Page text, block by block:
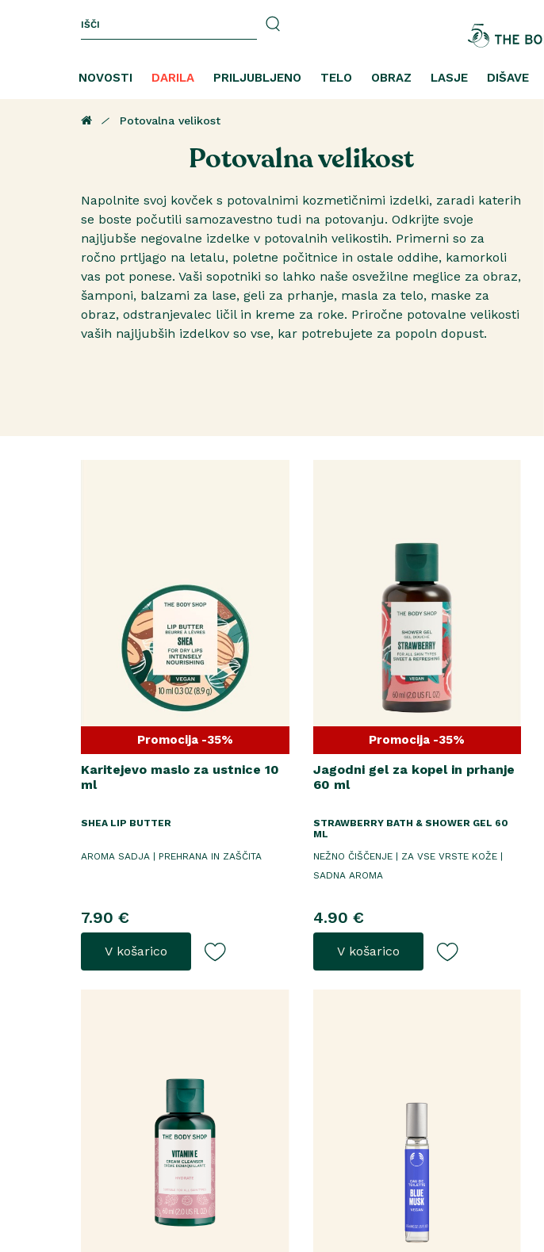
NOVOSTI DARILA PRILJUBLJENO TELO OBRAZ LASJE DIŠAVE
Potovalna velikost
Potovalna velikost
Napolnite svoj kovček s potovalnimi kozmetičnimi izdelki, zaradi katerih
se boste počutili samozavestno tudi na potovanju. Odkrijte svoje
najljubše negovalne izdelke v potovalnih velikostih. Primerni so za
ročno prtljago na letalu, poletne počitnice in ostale oddihe, kamorkoli
vas pot ponese. Vaši sopotniki so lahko naše osvežilne meglice za obraz,
šamponi, balzami za lase, geli za prhanje, masla za telo, maske za
obraz, odstranjevalec ličil in kreme za roke. Priročne potovalne velikosti
vaših najljubših izdelkov so vse, kar potrebujete za popoln dopust.
Promocija -35%
Karitejevo maslo za ustnice 10
ml
SHEA LIP BUTTER
AROMA SADJA | PREHRANA IN ZAŠČITA
7.90 €
V košarico
Promocija -35%
Jagodni gel za kopel in prhanje
60 ml
STRAWBERRY BATH & SHOWER GEL 60
ML
NEŽNO ČIŠČENJE | ZA VSE VRSTE KOŽE |
SADNA AROMA
4.90 €
V košarico